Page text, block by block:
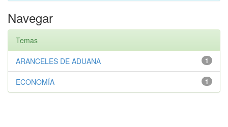
Navegar
Temas
1
ARANCELES DE ADUANA
1
ECONOMÍA